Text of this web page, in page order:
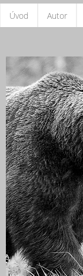
Úvod Autor